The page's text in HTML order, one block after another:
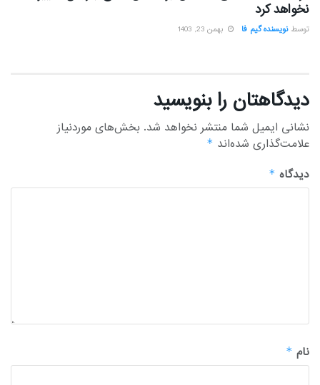
نخواهد کرد
توسط نویسنده گیم فا بهمن 23, 1403
دیدگاهتان را بنویسید
نشانی ایمیل شما منتشر نخواهد شد. بخش‌های موردنیاز
علامت‌گذاری شده‌اند *
دیدگاه *
نام *